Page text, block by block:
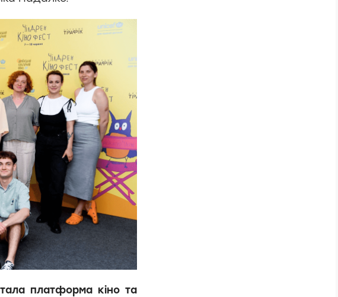
платформа кіно та